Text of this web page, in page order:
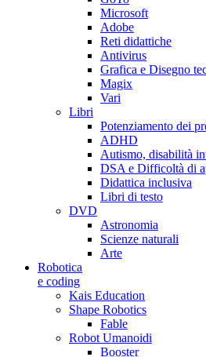
Microsoft
Adobe
Reti didattiche
Antivirus
Grafica e Disegno
Magix
Vari
Libri
Potenziamento dei
ADHD
Autismo, disabilità
DSA e Difficoltà di
Didattica inclusiva
Libri di testo
DVD
Astronomia
Scienze naturali
Arte
Robotica
e coding
Kais Education
Shape Robotics
Fable
Robot Umanoidi
Booster